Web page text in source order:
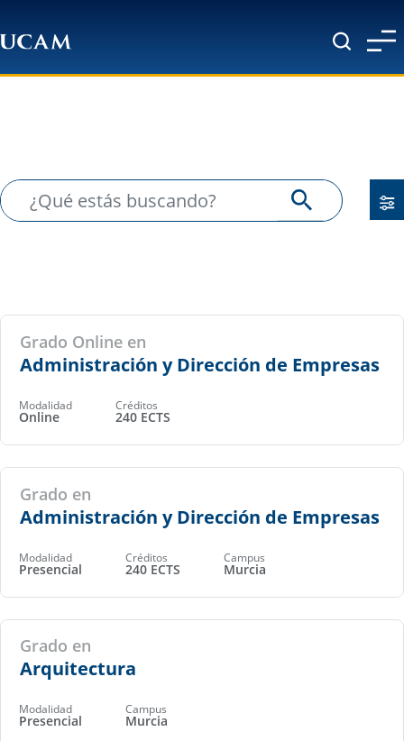
Grado Online en
Administración y Dirección de Empresas
Modalidad
Online
Créditos
240 ECTS
Grado en
Administración y Dirección de Empresas
Modalidad
Presencial
Créditos
240 ECTS
Campus
Murcia
Grado en
Arquitectura
Modalidad
Presencial
Campus
Murcia